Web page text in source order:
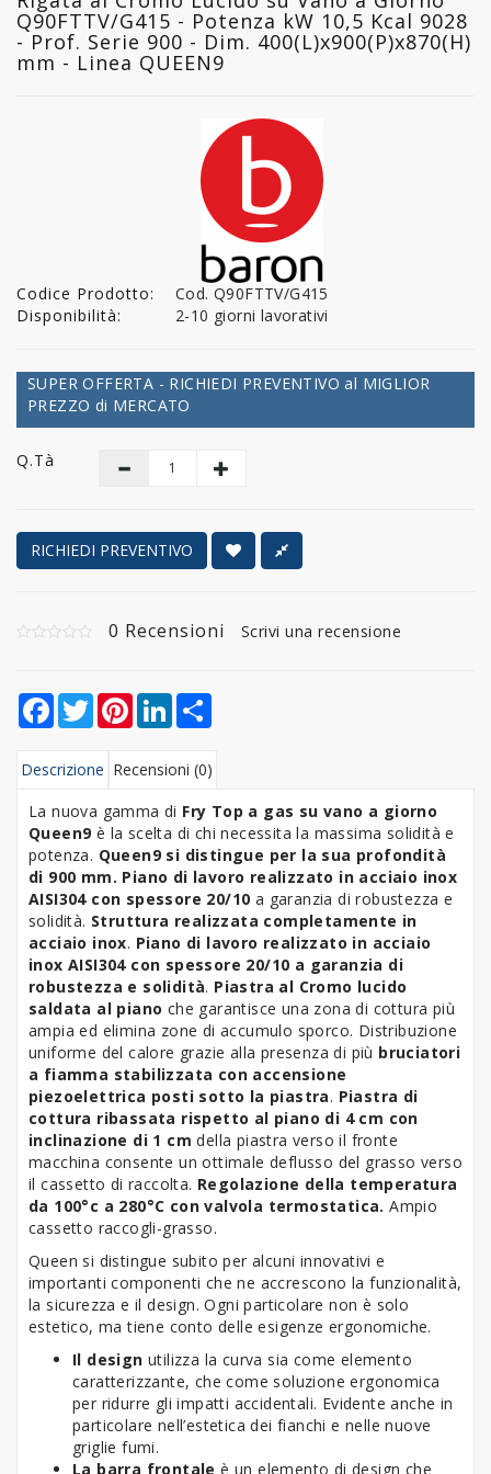
Q90FTTV/G415 - Potenza kW 10,5 Kcal 9028
- Prof. Serie 900 - Dim. 400(L)x900(P)x870(H)
mm - Linea QUEEN9
Codice Prodotto:
Cod. Q90FTTV/G415
Disponibilità:
2-10 giorni lavorativi
SUPER OFFERTA - RICHIEDI PREVENTIVO al MIGLIOR
PREZZO di MERCATO
Q.tà
RICHIEDI PREVENTIVO
0 Recensioni Scrivi una recensione
Facebook
TwitterPinterestLinkedIn
Descrizione Recensioni (0)
La nuova gamma di Fry Top a gas su vano a giorno
Queen9 è la scelta di chi necessita la massima solidità e
potenza. Queen9 si distingue per la sua profondità
di 900 mm. Piano di lavoro realizzato in acciaio inox
AISI304 con spessore 20/10 a garanzia di robustezza e
solidità. Struttura realizzata completamente in
acciaio inox. Piano di lavoro realizzato in acciaio
inox AISI304 con spessore 20/10 a garanzia di
robustezza e solidità. Piastra al Cromo lucido
saldata al piano che garantisce una zona di cottura più
ampia ed elimina zone di accumulo sporco. Distribuzione
uniforme del calore grazie alla presenza di più bruciatori
a fiamma stabilizzata con accensione
piezoelettrica posti sotto la piastra. Piastra di
cottura ribassata rispetto al piano di 4 cm con
inclinazione di 1 cm della piastra verso il fronte
macchina consente un ottimale deflusso del grasso verso
il cassetto di raccolta. Regolazione della temperatura
da 100°c a 280°C con valvola termostatica. Ampio
cassetto raccogli-grasso.
Queen si distingue subito per alcuni innovativi e
importanti componenti che ne accrescono la funzionalità,
la sicurezza e il design. Ogni particolare non è solo
estetico, ma tiene conto delle esigenze ergonomiche.
Il design utilizza la curva sia come elemento
caratterizzante, che come soluzione ergonomica
per ridurre gli impatti accidentali. Evidente anche in
particolare nell’estetica dei fianchi e nelle nuove
griglie fumi.
La barra frontale è un elemento di design che